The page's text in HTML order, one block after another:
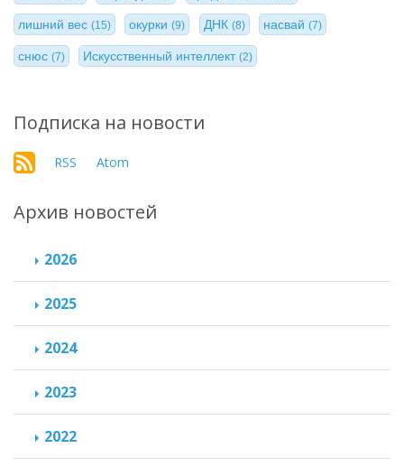
лишний вес (15) окурки(9) ДНК (8) насвай(7)
снюс (7) Искусственный интеллект(2)
Подписка на новости
RSS Atom
Архив новостей
2026
2025
2024
2023
2022